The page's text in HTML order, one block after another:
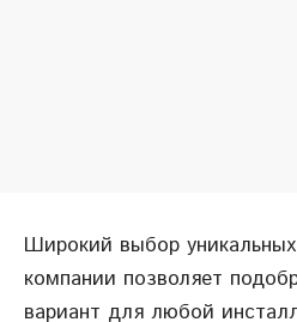
Широкий выбор
компании позволяет
вариант для любой